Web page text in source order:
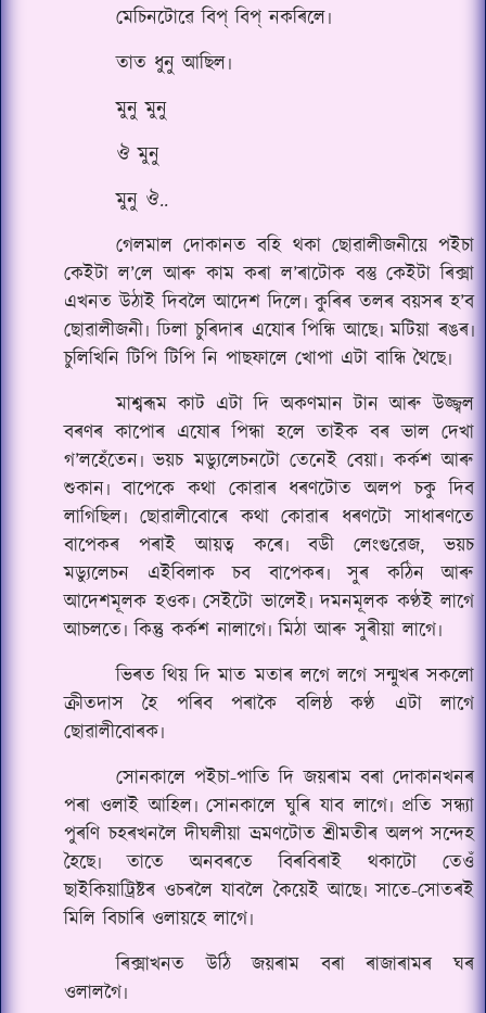
মেচিনটোৱে বিপ্ বিপ্ নকৰিলে৷
তাত ধুনু আছিল৷
মুনু মুনু
ঔ মুনু
মুনু ঔ..
গেলমাল দোকানত বহি থকা ছোৱালীজনীয়ে প‌ইচা
কেইটা ল’লে আৰু কাম কৰা ল’ৰাটোক বস্তু কেইটা ৰিক্সা
এখনত উঠাই দিবলৈ আদেশ দিলে৷ কুৰিৰ তলৰ বয়সৰ হ’ব
ছোৱালীজনী৷ ঢিলা চুৰিদাৰ এযোৰ পিন্ধি আছে৷ মটিয়া ৰঙৰ৷
চুলিখিনি টিপি টিপি নি পাছফালে খোপা এটা বান্ধি থৈছে৷
মাশ্বৰূম কাট এটা দি অকণমান টান আৰু উজ্জ্বল
বৰণৰ কাপোৰ এযোৰ পিন্ধা হলে তাইক বৰ ভাল দেখা
গ’লহেঁতেন৷ ভয়চ মড্যুলেচনটো তেনেই বেয়া৷ কৰ্কশ আৰু
শুকান৷ বাপেকে কথা কোৱাৰ ধৰণটোত অলপ চকু দিব
লাগিছিল৷ ছোৱালীবোৰে কথা কোৱাৰ ধৰণটো সাধাৰণতে
বাপেকৰ‌ পৰাই আয়ত্ব কৰে৷ বডী লেংগুৱেজ, ভয়চ
মড্যুলেচন এইবিলাক চব বাপেকৰ৷ সুৰ কঠিন আৰু
আদেশমূলক হওক৷ সেইটো ভালেই৷ দমনমূলক কণ্ঠই লাগে
আচলতে৷ কিন্তু কৰ্কশ নালাগে৷ মিঠা আৰু সুৰীয়া লাগে৷
ভিৰত থিয় দি মাত মতাৰ লগে লগে সন্মুখৰ সকলো
ক্ৰীতদাস হৈ পৰিব পৰাকৈ বলিষ্ঠ কণ্ঠ এটা লাগে
ছোৱালীবোৰক৷
সোনকালে প‌ইচা-পাতি দি জয়ৰাম বৰা দোকানখনৰ‌
পৰা ওলাই আহিল৷ সোনকালে ঘুৰি যাব লাগে৷ প্ৰতি সন্ধ্যা
পুৰণি চহৰখনলৈ দীঘলীয়া ভ্ৰমণটোত শ্ৰীমতীৰ অলপ সন্দেহ
হৈছে৷ তাতে অনবৰতে বিৰবিৰাই থকাটো তেওঁ
ছাইকিয়াট্ৰিষ্টৰ ওচৰলৈ যাবলৈ কৈয়েই আছে৷ সাতে-সোতৰ‌ই
মিলি বিচাৰি ওলায়হে লাগে৷
ৰিক্সাখনত উঠি জয়ৰাম বৰা ৰাজাৰামৰ ঘৰ
ওলালগৈ৷